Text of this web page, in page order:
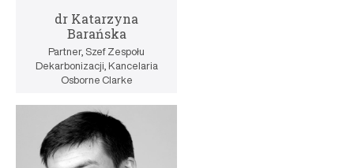
dr Katarzyna
Barańska
Partner, Szef Zespołu
Dekarbonizacji, Kancelaria
Osborne Clarke